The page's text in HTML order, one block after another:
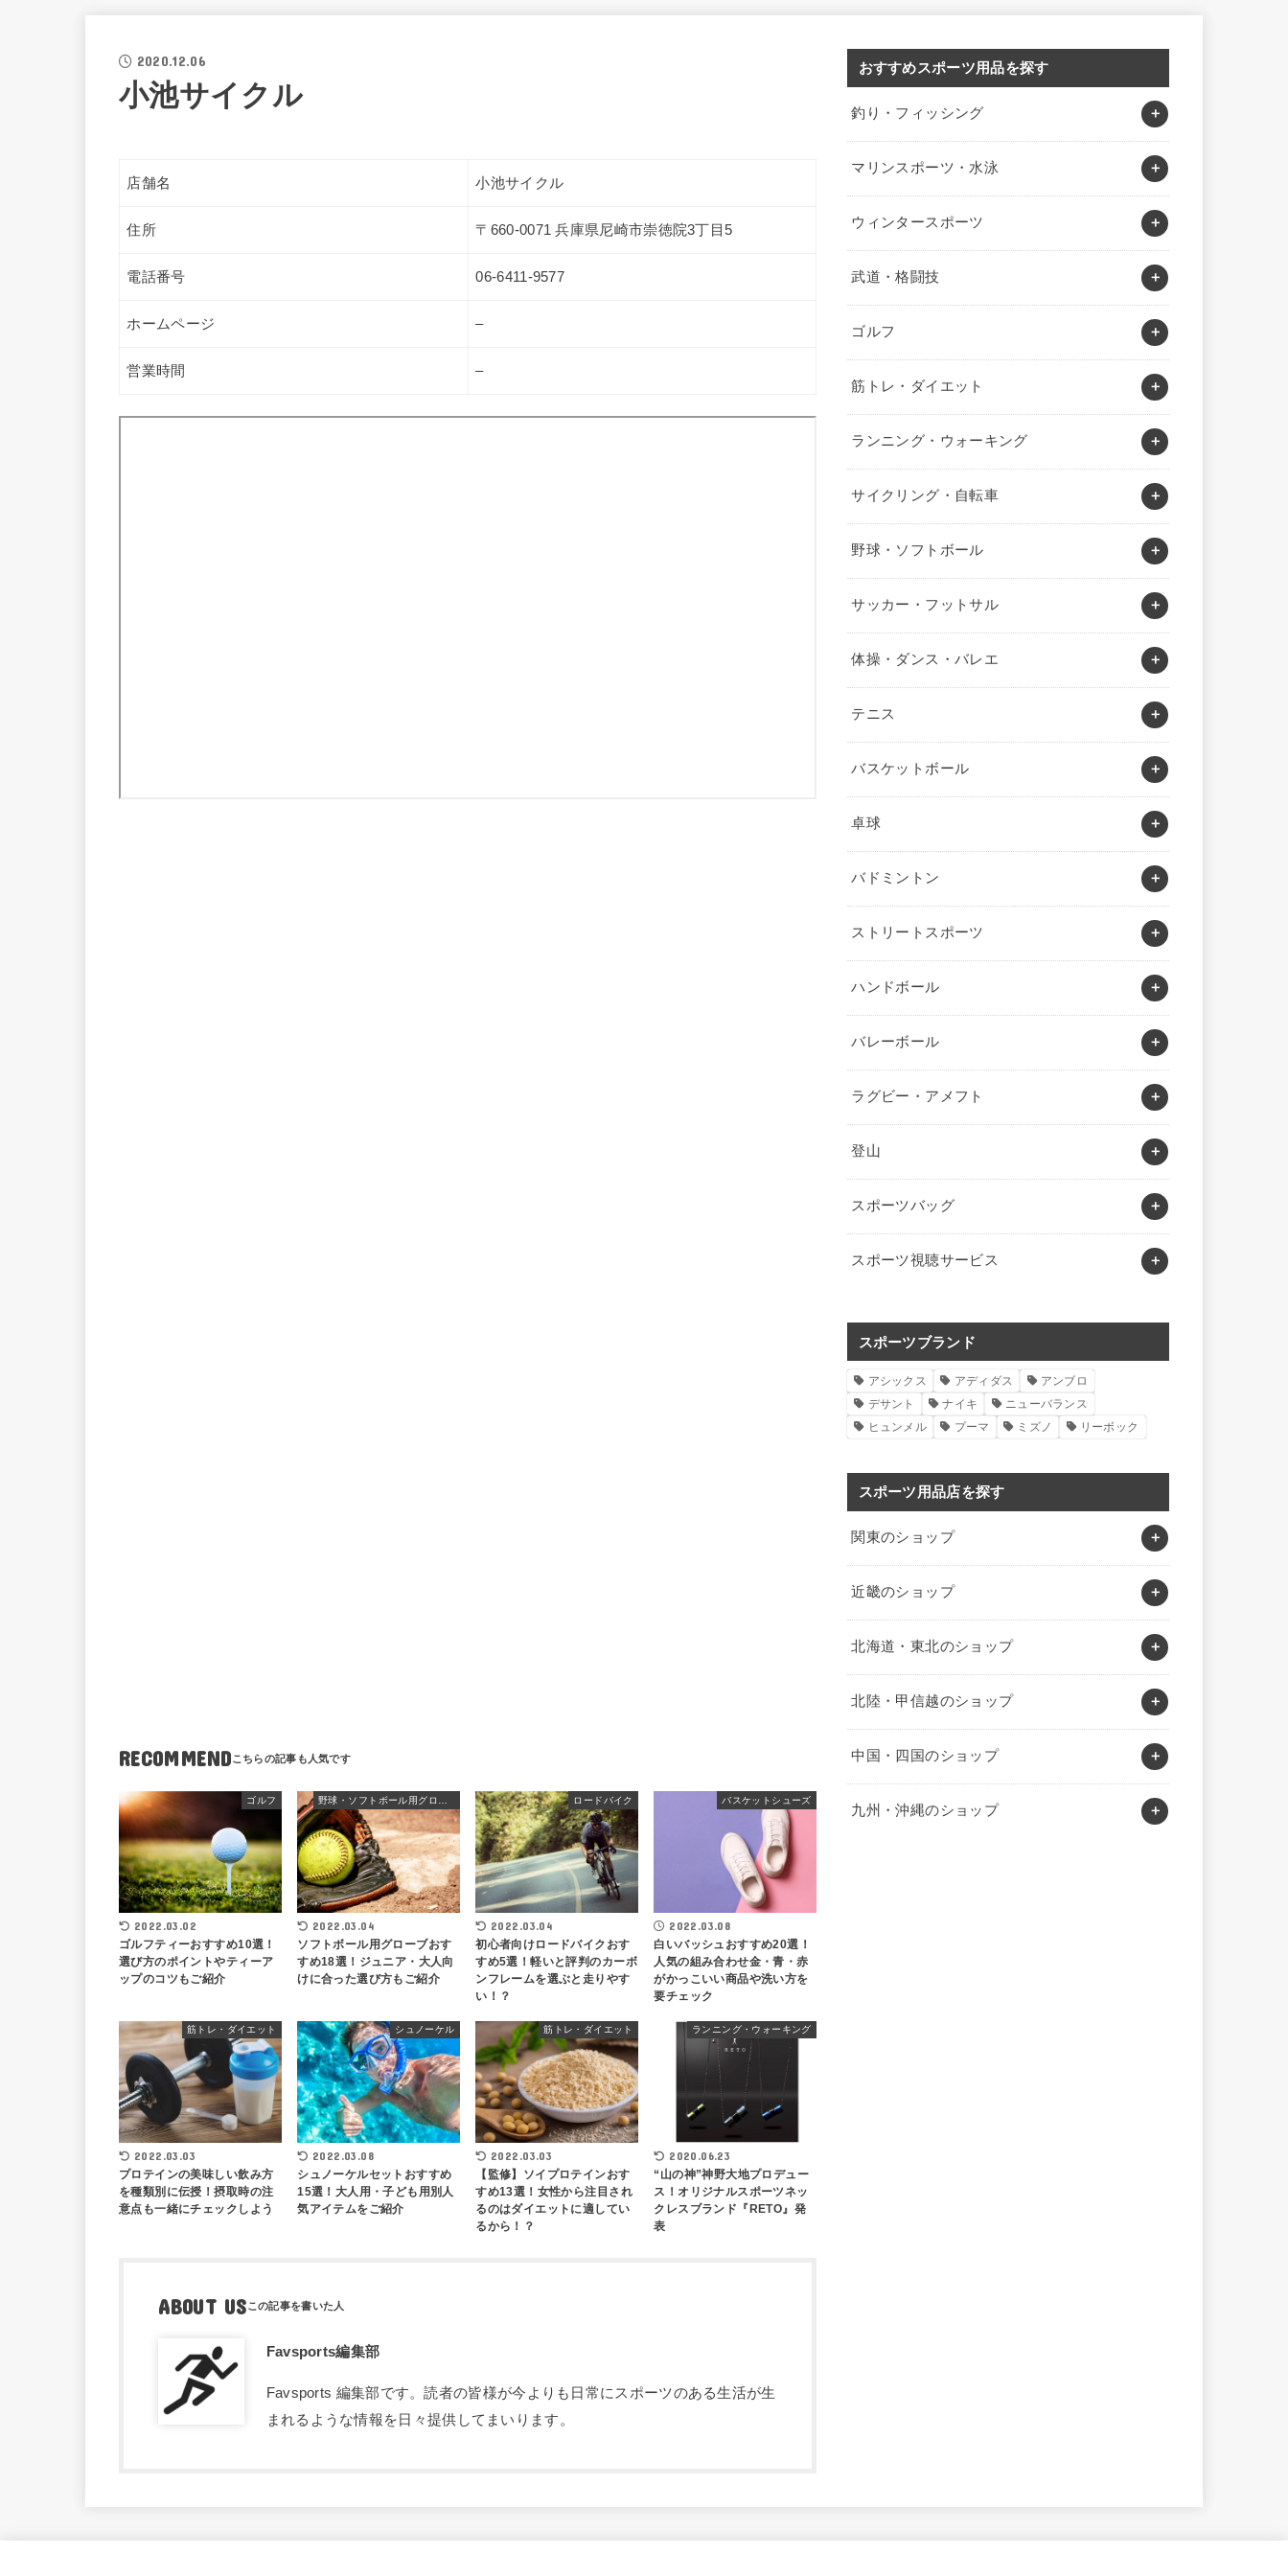
2020.12.06
小池サイクル
店舗名 小池サイクル
住所 〒660-0071 兵庫県尼崎市崇徳院3丁目5
電話番号 06-6411-9577
ホームページ –
営業時間 –
RECOMMEND
ゴルフ
2022.03.02
ゴルフティーおすすめ10選！
選び方のポイントやティーア
ップのコツもご紹介
2022.03.04
ソフトボール用グローブおす
すめ18選！ジュニア・大人向
けに合った選び方もご紹介
ロードバイク
2022.03.04
初心者向けロードバイクおす
すめ5選！軽いと評判のカーボ
ンフレームを選ぶと走りやす
い！？
バスケットシューズ
2022.03.08
白いバッシュおすすめ20選！
人気の組み合わせ金・青・赤
がかっこいい商品や洗い方を
要チェック
筋トレ・ダイエット
2022.03.03
プロテインの美味しい飲み方
を種類別に伝授！摂取時の注
意点も一緒にチェックしよう
シュノーケル
2022.03.08
シュノーケルセットおすすめ
15選！大人用・子ども用別人
気アイテムをご紹介
筋トレ・ダイエット
2022.03.03
【監修】ソイプロテインおす
すめ13選！女性から注目され
るのはダイエットに適してい
るから！？
ランニング・ウォーキング
2020.06.23
“山の神”神野大地プロデュー
ス！オリジナルスポーツネッ
クレスブランド『RETO』発
表
ABOUT US
Favsports編集部
Favsports 編集部です。読者の皆様が今よりも日常にスポーツのある生活が生
まれるような情報を日々提供してまいります。
おすすめスポーツ用品を探す
釣り・フィッシング
マリンスポーツ・水泳
ウィンタースポーツ
武道・格闘技
ゴルフ
筋トレ・ダイエット
ランニング・ウォーキング
サイクリング・自転車
野球・ソフトボール
サッカー・フットサル
体操・ダンス・バレエ
テニス
バスケットボール
卓球
バドミントン
ストリートスポーツ
ハンドボール
バレーボール
ラグビー・アメフト
登山
スポーツバッグ
スポーツ視聴サービス
スポーツブランド
アシックス アディダス
アンブロ
デサント
ナイキ
ニューバランス
ヒュンメル
プーマ ミズノ リーボック
スポーツ用品店を探す
関東のショップ
近畿のショップ
北海道・東北のショップ
北陸・甲信越のショップ
中国・四国のショップ
九州・沖縄のショップ